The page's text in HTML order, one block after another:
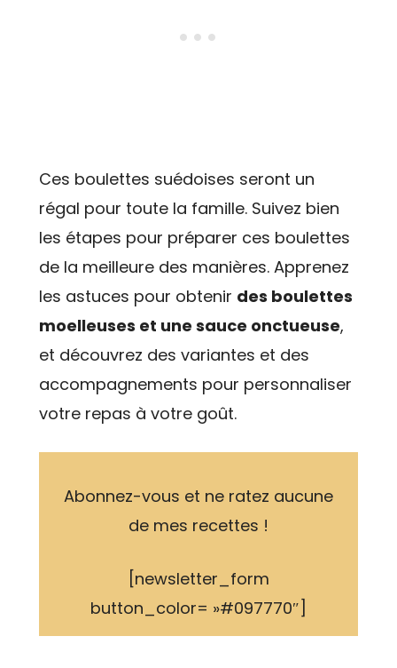
Ces boulettes suédoises seront un
régal pour toute la famille. Suivez bien
les étapes pour préparer ces boulettes
de la meilleure des manières. Apprenez
les astuces pour obtenir des boulettes
moelleuses et une sauce onctueuse,
et découvrez des variantes et des
accompagnements pour personnaliser
votre repas à votre goût.
Abonnez-vous et ne ratez aucune
de mes recettes !
[newsletter_form
button_color= »#097770″]